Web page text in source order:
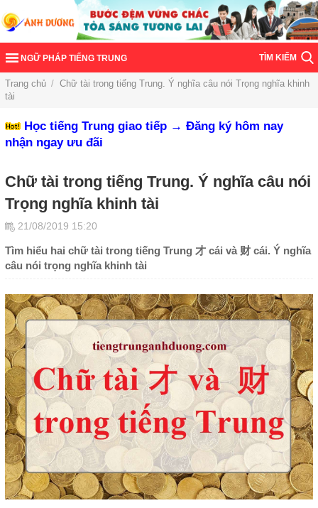
NGỮ PHÁP TIẾNG TRUNG TÌM KIẾM
Trang chủ / Chữ tài trong tiếng Trung. Ý nghĩa câu nói Trọng nghĩa khinh
tài
Học tiếng Trung giao tiếp → Đăng ký hôm nay
nhận ngay ưu đãi
Chữ tài trong tiếng Trung. Ý nghĩa câu nói
Trọng nghĩa khinh tài
21/08/2019 15:20
Tìm hiểu hai chữ tài trong tiếng Trung 才 cái và 财 cái. Ý nghĩa
câu nói trọng nghĩa khinh tài